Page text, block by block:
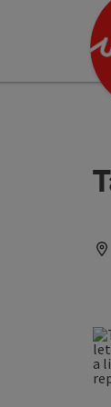
Accesskey
Accesskey